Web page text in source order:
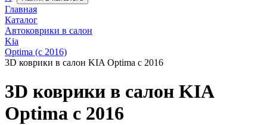
Главная
Каталог
Автоковрики в салон
Kia
Optima (с 2016)
3D коврики в салон KIA Optima с 2016
3D коврики в салон KIA
Optima с 2016